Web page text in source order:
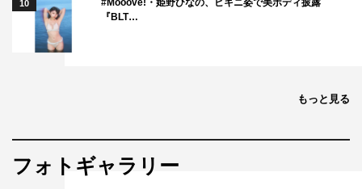
10
『BLT…
もっと見る
フォトギャラリー